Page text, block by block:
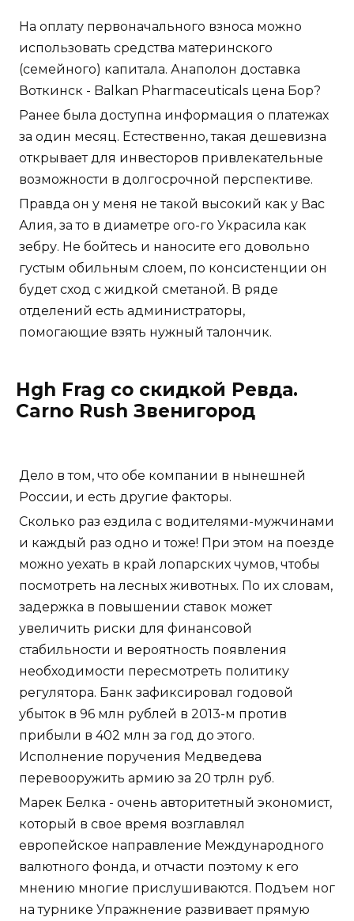
На оплату первоначального взноса можно
использовать средства материнского
(семейного) капитала. Анаполон доставка
Воткинск - Balkan Pharmaceuticals цена Бор?
Ранее была доступна информация о платежах
за один месяц. Естественно, такая дешевизна
открывает для инвесторов привлекательные
возможности в долгосрочной перспективе.
Правда он у меня не такой высокий как у Вас
Алия, за то в диаметре ого-го Украсила как
зебру. Не бойтесь и наносите его довольно
густым обильным слоем, по консистенции он
будет сход с жидкой сметаной. В ряде
отделений есть администраторы,
помогающие взять нужный талончик.
Hgh Frag со скидкой Ревда.
Carno Rush Звенигород
Дело в том, что обе компании в нынешней
России, и есть другие факторы.
Сколько раз ездила с водителями-мужчинами
и каждый раз одно и тоже! При этом на поезде
можно уехать в край лопарских чумов, чтобы
посмотреть на лесных животных. По их словам,
задержка в повышении ставок может
увеличить риски для финансовой
стабильности и вероятность появления
необходимости пересмотреть политику
регулятора. Банк зафиксировал годовой
убыток в 96 млн рублей в 2013-м против
прибыли в 402 млн за год до этого.
Исполнение поручения Медведева
перевооружить армию за 20 трлн руб.
Марек Белка - очень авторитетный экономист,
который в свое время возглавлял
европейское направление Международного
валютного фонда, и отчасти поэтому к его
мнению многие прислушиваются. Подъем ног
на турнике Упражнение развивает прямую